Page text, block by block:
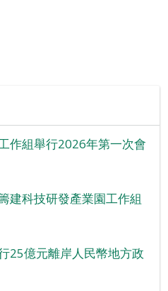
作組舉行2026年第一次會
建科技研發產業園工作組
25億元離岸人民幣地方政